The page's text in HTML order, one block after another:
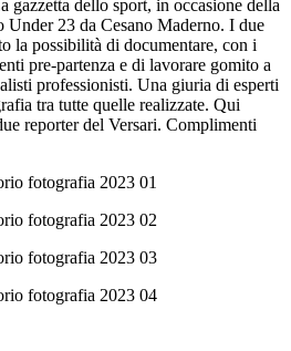
gazzetta dello sport, in occasione della
Under 23 da Cesano Maderno. I due
la possibilità di documentare, con i
pre-partenza e di lavorare gomito a
professionisti. Una giuria di esperti
tra tutte quelle realizzate. Qui
reporter del Versari. Complimenti